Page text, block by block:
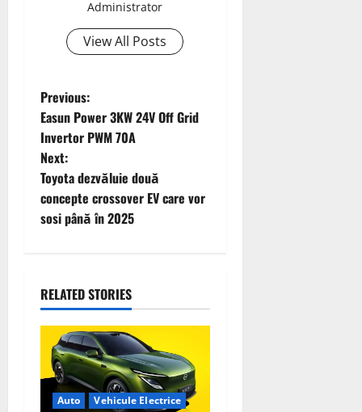
Administrator
View All Posts
P
o
s
t
v
g
Previous:
Easun Power 3KW 24V Off Grid
Invertor PWM 70A
Next:
Toyota dezvăluie două
concepte crossover EV care vor
sosi până în 2025
RELATED STORIES
Auto Vehicule Electrice